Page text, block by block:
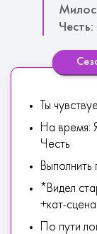
Честь:
Ты
На время:
Честь
*Видел
+кат-
По пути